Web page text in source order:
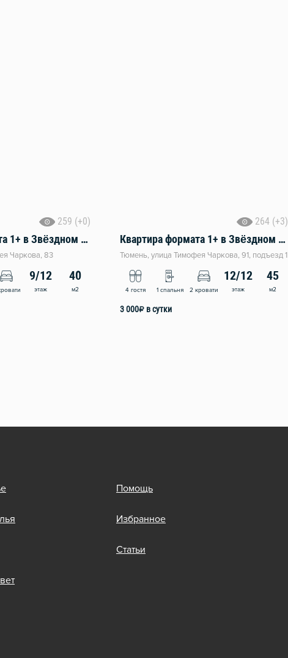
259 (+0)
Квартира формата 1+ в Звёздном городке
Чаркова, 83
9/12
этаж
40
м2
264 (+3)
Квартира формата 1+ в Звёздном городке
Тюмень, улица Тимофея Чаркова, 91, подъезд 1
4 гостя 1 спальня 2 кровати
12/12
этаж
45
м2
3 000₽ в сутки
Помощь
Избранное
Статьи